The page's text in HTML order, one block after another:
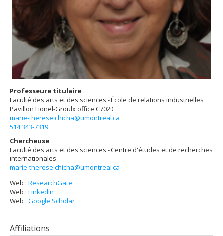
Professeure titulaire
Faculté des arts et des sciences - École de relations industrielles
Pavillon Lionel-Groulx office C7020
marie-therese.chicha@umontreal.ca
514 343-7319
Chercheuse
Faculté des arts et des sciences - Centre d'études et de recherches
internationales
marie-therese.chicha@umontreal.ca
Web : ResearchGate
Web : LinkedIn
Web : Google Scholar
Affiliations